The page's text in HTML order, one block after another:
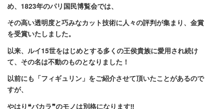
め、1823年のパリ国民博覧会では、
その高い透明度と巧みなカット技術に人々の評判が集まり、金賞
を受賞いたしました。
以来、ルイ15世をはじめとする多くの王侯貴族に愛用され続け
て、その名は不動のものとなりました！
以前にも「フィギュリン」をご紹介させて頂いたことがあるので
すが、
やはり❝バカラ❞のモノは別格になります‼